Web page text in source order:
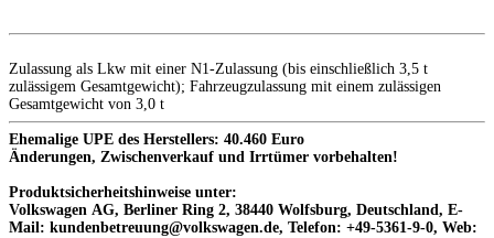
Zulassung als Lkw mit einer N1-Zulassung (bis einschließlich 3,5 t
zulässigem Gesamtgewicht); Fahrzeugzulassung mit einem zulässigen
Gesamtgewicht von 3,0 t
Ehemalige UPE des Herstellers: 40.460 Euro
Änderungen, Zwischenverkauf und Irrtümer vorbehalten!
Produktsicherheitshinweise unter:
Volkswagen AG, Berliner Ring 2, 38440 Wolfsburg, Deutschland, E-
Mail: kundenbetreuung@volkswagen.de, Telefon: +49-5361-9-0, Web: